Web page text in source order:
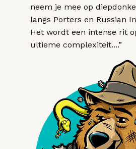
neem je mee op
langs Porters en Russian
Het wordt een intense rit
ultieme complexiteit....”